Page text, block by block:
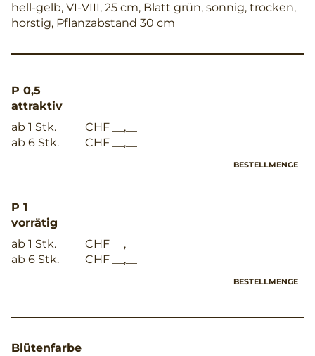
hell-gelb, VI-VIII, 25 cm, Blatt grün, sonnig, trocken,
horstig, Pflanzabstand 30 cm
P 0,5
attraktiv
ab 1 Stk.
CHF __,__
ab 6 Stk.
CHF __,__
BESTELLMENGE
P 1
vorrätig
ab 1 Stk.
CHF __,__
ab 6 Stk.
CHF __,__
BESTELLMENGE
Blütenfarbe